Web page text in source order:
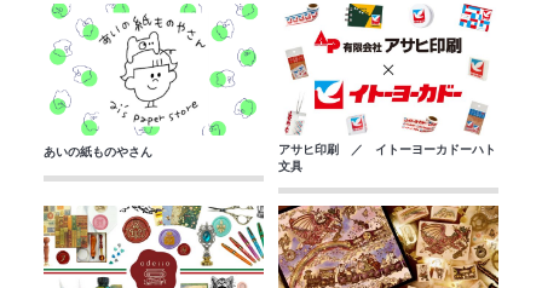
あいの紙ものやさん
アサヒ印刷 ／ イトーヨーカドーハト
文具